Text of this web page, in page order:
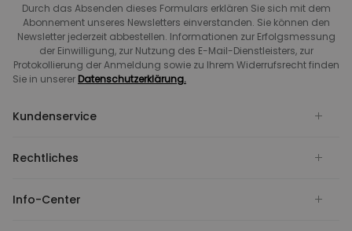
Durch das Absenden dieses Formulars erklären Sie sich mit dem
Abonnement unseres Newsletters einverstanden. Sie können den
Newsletter jederzeit abbestellen. Informationen zur Erfolgsmessung
der Einwilligung, zur Nutzung des E-Mail-Dienstleisters, zur
Protokollierung der Anmeldung sowie zu Ihrem Widerrufsrecht finden
Sie in unserer Datenschutzerklärung.
Kundenservice
Rechtliches
Info-Center